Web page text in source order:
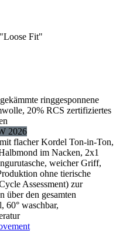
Fit"
ringgesponnene
20% RCS zertifiziertes
2026
flacher Kordel Ton-in-Ton,
im Nacken, 2x1
weicher Griff,
ohne tierische
Assessment) zur
über den gesamten
60° waschbar,